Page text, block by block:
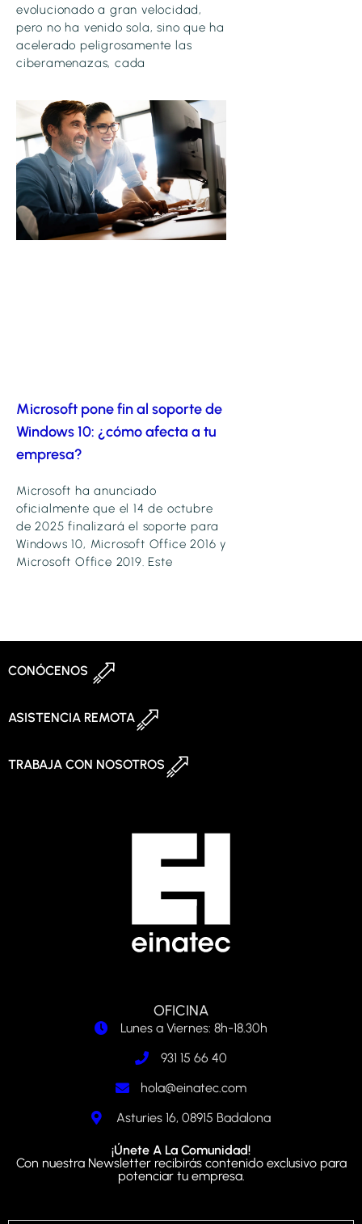
evolucionado a gran velocidad,
pero no ha venido sola, sino que ha
acelerado peligrosamente las
ciberamenazas, cada
Microsoft pone fin al soporte de
Windows 10: ¿cómo afecta a tu
empresa?
Microsoft ha anunciado
oficialmente que el 14 de octubre
de 2025 finalizará el soporte para
Windows 10, Microsoft Office 2016 y
Microsoft Office 2019. Este
CONÓCENOS
ASISTENCIA REMOTA
TRABAJA CON NOSOTROS
OFICINA
Lunes a Viernes: 8h-18.30h
931 15 66 40
hola@einatec.com
Asturies 16, 08915 Badalona
¡Únete A La Comunidad!
Con nuestra Newsletter recibirás contenido exclusivo para
potenciar tu empresa.